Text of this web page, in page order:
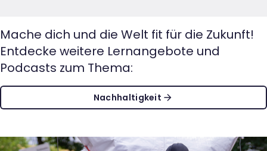
Mache dich und die Welt fit für die Zukunft!
Entdecke weitere Lernangebote und
Podcasts zum Thema:
Nachhaltigkeit